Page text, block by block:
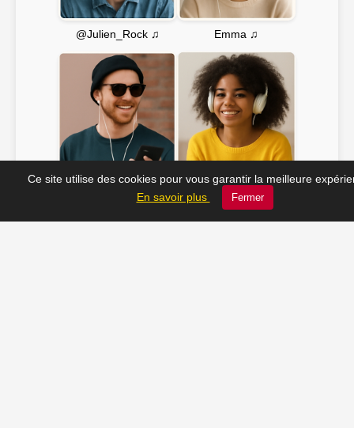
@Julien_Rock ♫ Emma ♫
JC_13 ♫ Soline ♫
Ce site utilise des cookies pour vous garantir la meilleure
En savoir plus
Fermer